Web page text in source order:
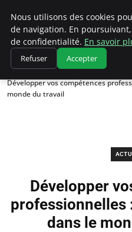
Chasseur De Tête
Accueil
Actualité
Développer vos compétences
monde du travail
Développer
professionnelles
dans le
Nous utilisons des cookies
de navigation. En
de confidentialité. En savoir
Refuser Accepter